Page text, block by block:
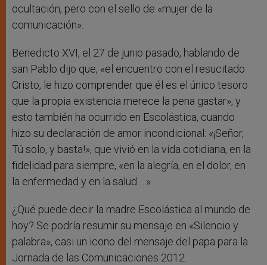
ocultación, pero con el sello de «mujer de la
comunicación».
Benedicto XVI, el 27 de junio pasado, hablando de
san Pablo dijo que, «el encuentro con el resucitado
Cristo, le hizo comprender que él es el único tesoro
que la propia existencia merece la pena gastar», y
esto también ha ocurrido en Escolástica, cuando
hizo su declaración de amor incondicional: «¡Señor,
Tú solo, y basta!», que vivió en la vida cotidiana, en la
fidelidad para siempre, «en la alegría, en el dolor, en
la enfermedad y en la salud …»
¿Qué puede decir la madre Escolástica al mundo de
hoy? Se podría resumir su mensaje en «Silencio y
palabra», casi un icono del mensaje del papa para la
Jornada de las Comunicaciones 2012.